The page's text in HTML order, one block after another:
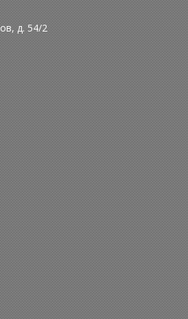
д. 54/2